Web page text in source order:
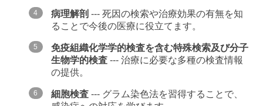
病理解剖 --- 死因の検索や治療効果の有無を知
ることで今後の医療に役立てます。
免疫組織化学学的検査を含む特殊検索及び分子
生物学的検査 --- 治療に必要な多種の検査情報
の提供。
細胞検査 --- グラム染色法を習得することで、